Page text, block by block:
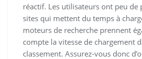
réactif. Les utilisateurs ont peu de
sites qui mettent du temps à
moteurs de recherche prennent
compte la vitesse de chargement
classement. Assurez-vous donc